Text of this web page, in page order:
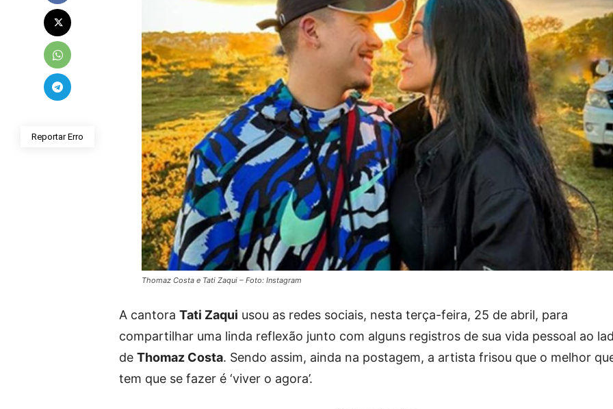
Reportar Erro
Thomaz Costa e Tati Zaqui – Foto: Instagram
A cantora Tati Zaqui usou as redes sociais, nesta terça-feira, 25 de abril, para
compartilhar uma linda reflexão junto com alguns registros de sua vida pessoal ao
de Thomaz Costa. Sendo assim, ainda na postagem, a artista frisou que o melhor
tem que se fazer é ‘viver o agora’.